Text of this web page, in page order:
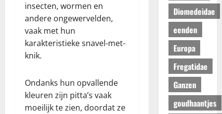
insecten, wormen en
andere ongewervelden,
vaak met hun
karakteristieke snavel-met-
knik.
Ondanks hun opvallende
kleuren zijn pitta’s vaak
moeilijk te zien, doordat ze
Diomedeidae
eenden
Europa
Fregatidae
Ganzen
goudhaantjes